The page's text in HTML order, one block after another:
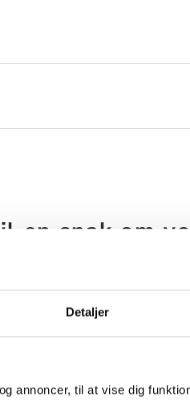
Detaljer
annoncer, til at vise dig
en snak om
den til os, så vender vi